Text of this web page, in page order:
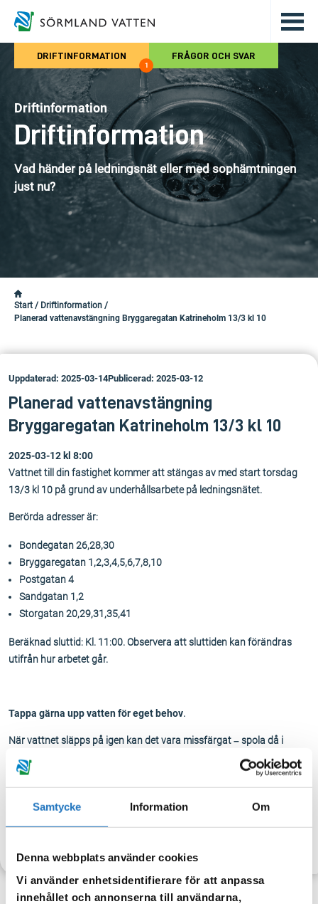
Samtycke Information Om
Denna webbplats använder cookies
Vi använder enhetsidentifierare för att anpassa
innehållet och annonserna till användarna,
Hoppa till det huvudsakliga
DRIFTINFORMATION
1
FRÅGOR OCH SVAR
Driftinformation
Driftinformation
Vad händer på ledningsnät eller med sophämtningen
just nu?
Start / Driftinformation /
Planerad vattenavstängning Bryggaregatan Katrineholm 13/3 kl 10
Uppdaterad: 2025-03-14Publicerad: 2025-03-12
Planerad vattenavstängning
Bryggaregatan Katrineholm 13/3 kl 10
2025-03-12 kl 8:00
Vattnet till din fastighet kommer att stängas av med start torsdag
13/3 kl 10 på grund av underhållsarbete på ledningsnätet.
Berörda adresser är:
Bondegatan 26,28,30
Bryggaregatan 1,2,3,4,5,6,7,8,10
Postgatan 4
Sandgatan 1,2
Storgatan 20,29,31,35,41
Beräknad sluttid: Kl. 11:00. Observera att sluttiden kan förändras
utifrån hur arbetet går.
Tappa gärna upp vatten för eget behov.
När vattnet släpps på igen kan det vara missfärgat – spola då i
kranen tills vattnet blir klart igen.